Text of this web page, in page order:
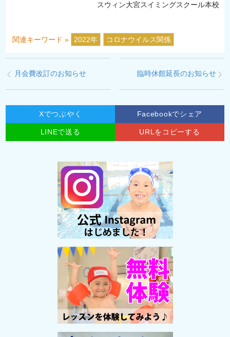
スウィン大宮スイミングスクール本校
関連キーワード » 2022年 コロナウイルス関係
月会費改訂のお知らせ 臨時休館延長のお知らせ
Xでつぶやく Facebookでシェア
LINEで送る URLをコピーする